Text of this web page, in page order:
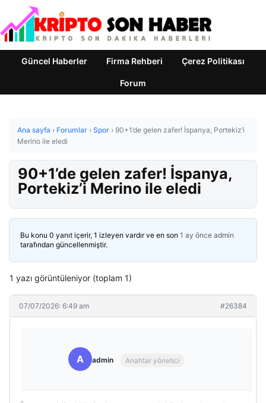
Güncel Haberler Firma Rehberi Çerez Politikası
Forum
Ana sayfa › Forumlar › Spor › 90+1’de gelen zafer! İspanya, Portekiz’i
Merino ile eledi
90+1’de gelen zafer! İspanya,
Portekiz’i Merino ile eledi
Bu konu 0 yanıt içerir, 1 izleyen vardır ve en son 1 ay önce admin
tarafından güncellenmiştir.
1 yazı görüntüleniyor (toplam 1)
07/07/2026: 6:49 am #26384
A admin Anahtar yönetici